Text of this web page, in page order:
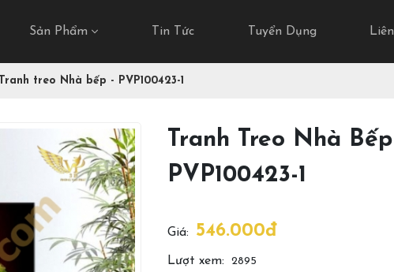
Sản Phẩm Tin Tức Tuyển Dụng
Tranh treo Nhà bếp - PVP100423-1
Tranh Treo Nhà
PVP100423-1
Giá: 546.000đ
Lượt xem: 2895